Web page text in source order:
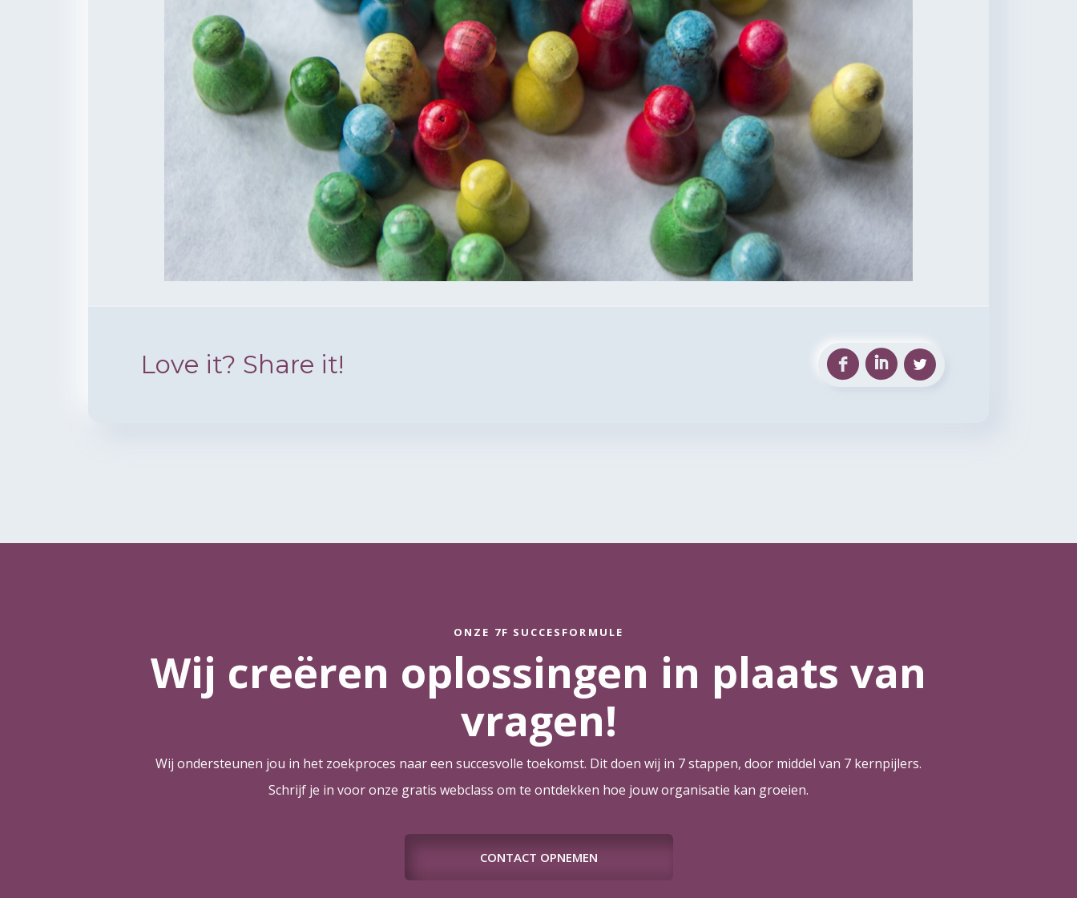
Love it? Share it!
ONZE 7F SUCCESFORMULE
Wij creëren oplossingen in plaats van
vragen!
Wij ondersteunen jou in het zoekproces naar een succesvolle toekomst. Dit doen wij in 7 stappen, door middel van 7 kernpijlers.
Schrijf je in voor onze gratis webclass om te ontdekken hoe jouw organisatie kan groeien.
CONTACT OPNEMEN